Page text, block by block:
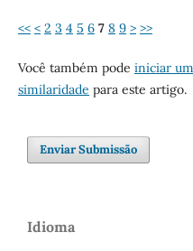
<< < 2 3 4 5 6 7 8 9 > >>
Você também pode iniciar
similaridade para este artigo.
Enviar Submissão
Idioma